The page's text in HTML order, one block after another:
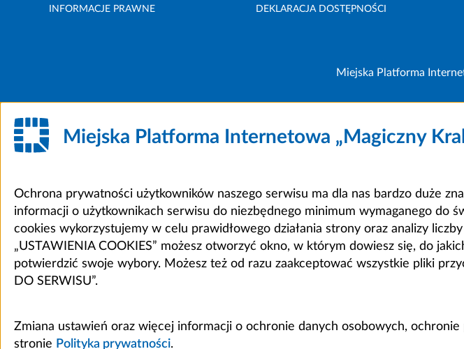
INFORMACJE PRAWNE DEKLARACJA DOSTĘPNOŚCI
Miejska Platforma
Miejska Platforma Internetowa „Magiczny
Ochrona prywatności użytkowników naszego serwisu ma dla nas bardzo duże
informacji o użytkownikach serwisu do niezbędnego minimum wymaganego do
cookies wykorzystujemy w celu prawidłowego działania strony oraz analizy
„USTAWIENIA COOKIES” możesz otworzyć okno, w którym dowiesz się, do
potwierdzić swoje wybory. Możesz też od razu zaakceptować wszystkie pliki
DO SERWISU”.
Zmiana ustawień oraz więcej informacji o ochronie danych osobowych,
stronie Polityka prywatności.